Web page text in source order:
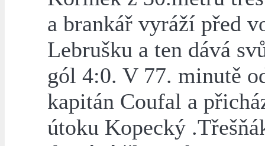
a brankář vyráží před
Lebrušku a ten dává
gól 4:0. V 77. minutě
kapitán Coufal a
útoku Kopecký